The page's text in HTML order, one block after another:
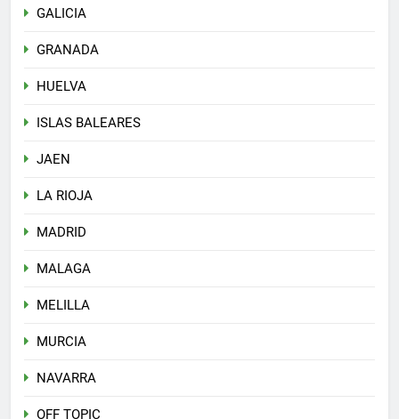
GALICIA
GRANADA
HUELVA
ISLAS BALEARES
JAEN
LA RIOJA
MADRID
MALAGA
MELILLA
MURCIA
NAVARRA
OFF TOPIC